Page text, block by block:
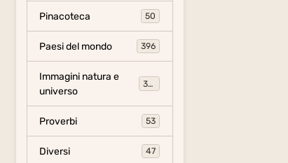
Pinacoteca 50
Paesi del mondo 396
Immagini natura e
universo
306
Proverbi 53
Diversi 47